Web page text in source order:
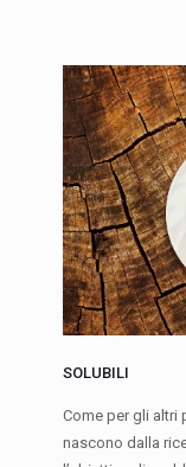
SOLUBILI
Come per gli altri
nascono dalla